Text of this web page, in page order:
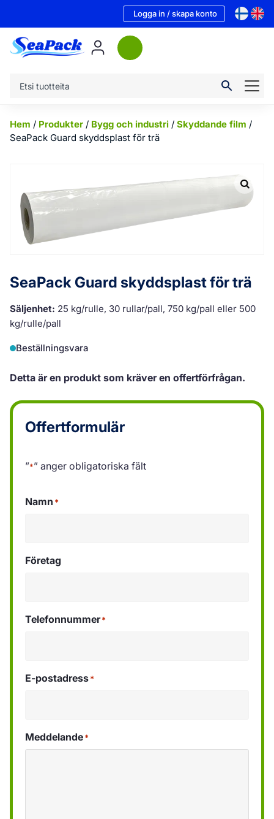
Logga in / skapa konto
Hem / Produkter / Bygg och industri / Skyddande film /
SeaPack Guard skyddsplast för trä
SeaPack Guard skyddsplast för trä
Säljenhet: 25 kg/rulle, 30 rullar/pall, 750 kg/pall eller 500
kg/rulle/pall
Beställningsvara
Detta är en produkt som kräver en offertförfrågan.
Offertformulär
”*” anger obligatoriska fält
Namn *
Företag
Telefonnummer*
E-postadress*
Meddelande*